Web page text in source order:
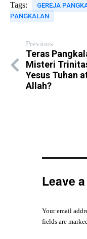
Tags: GEREJA
PANGKALAN
Previous
Teras
Misteri
Yesus Tuhan
Allah?
Leave
Your email
fields are